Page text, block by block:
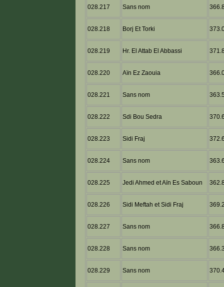
028.217 Sans nom
028.218 Borj Et Torki
028.219 Hr. El Attab El Abbassi
028.220 Aïn Ez Zaouia
028.221 Sans nom
028.222 Sdi Bou Sedra
028.223 Sidi Fraj
028.224 Sans nom
028.225 Jedi Ahmed et Aïn Es Saboun
028.226 Sidi Meftah et Sidi Fraj
028.227 Sans nom
028.228 Sans nom
028.229 Sans nom